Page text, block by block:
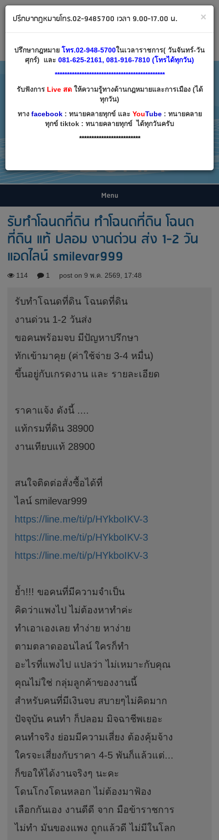
Email:decha007@decha.com
เข้าสู่ระบบ สมัครสมาชิก
Menu
รับทำโฉนดที่ดิน ทำโฉนดที่ดิน โฉนด
ที่ดิน แท้ ปลอม งานด่วน ส่ง 1-2 วัน
แอดไลน์ smilevar999
114 1 post on 9 พ.ค. 2569, 17:48
รับทำโฉนดที่ดิน โฉนดที่ดิน
งานด่วน 1-2 วันส่ง
ขอคนพร้อมจบ มีปัญหาปรึกษา
ทักเข้ามาคุย (ค่าใช้จ่าย 3-4 หมื่น)
ขึ้นอยู่กับเกรดงาน และ รายละเอียด
ราคาแจ้ง ดังนี้ ....
แท้กรมที่ดิน 38900
งานเทียบแท้ 28900
สนใจติดต่อสั่งซื้อได้ที่
ไลน์ smilevar999
https://line.me/ti/p/HYkboIKV-3
https://line.me/ti/p/HYkboIKV-3
https://line.me/ti/p/HYkboIKV-3
ย้ำ!!! ขอคนที่มีความจำเป็น
คิดว่าแพงไป ไม่ต้องหาทำค่ะ
ทำเอาเองเลย ทำง่าย หาง่าย
ตามตลาดออนไลน์ ใครก็ทำ
อะไรที่แพงไป แปลว่า ไม่เหมาะกับคุณ
คุณไม่ใช่ กลุ่มลูกค้าของงานนี้
สำหรับคนที่มีเงินจบ สบายๆไม่คิดมาก
ปัจจุบัน คนทำ ก็ปลอม มิจฉาชีพเยอะ
คนทำจริง ย่อมมีความเสี่ยง ต้องคุ้มจ้าง
ใครจะเสี่ยงกับราคา 4-5 พันก็แล้วแต่...
ก็ขอให้ได้งานจริงๆ นะคะ
โดนโกงโดนหลอก ไม่ต้องมาฟ้อง
เลือกกันเอง งานดีดี จาก มือข้าราชการ
ไม่ทำ มันของแพง ถูกแล้วดี ไม่มีในโลก
×
ปรึกษากฎหมายโทร.02-9485700 เวลา 9.00-17.00 น.
ปรึกษากฎหมาย โทร.02-948-5700ในเวลาราชการ( วันจันทร์-วัน
ศุกร์) และ 081-625-2161, 081-916-7810 (โทรได้ทุกวัน)
*********************************************
รับฟังการLive สดให้ความรู้ทางด้านกฎหมายและการเมือง (ได้
ทุกวัน)
ทาง facebook: ทนายคลายทุกข์ และ YouTube: ทนายคลาย
ทุกข์ tiktok : ทนายคลายทุกข์ ได้ทุกวันครับ
*************************